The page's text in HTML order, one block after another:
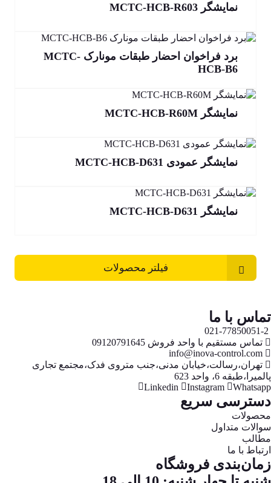
نمایشگر MCTC-HCB-R603
برد فراخوان احضار طبقات مونارک MCTC-
HCB-B6
نمایشگر MCTC-HCB-R60M
نمایشگر عمودی MCTC-HCB-D631
نمایشگر MCTC-HCB-D631
فیلتر محصولات
تماس با ما
021-77850051-2
تماس مستقیم با واحد فروش 09120791645
info@inova-control.com
تهران،رسالت،خیابان مدنی،جنب متروی فدک،مجتمع تجاری
پالمیرا،طبقه 6، واحد 623
Whatsapp
Instagram
Linkedin
دسترسی سریع
محصولات
سوالات متداول
مطالب
ارتباط با ما
زمان‌بندی فروشگاه